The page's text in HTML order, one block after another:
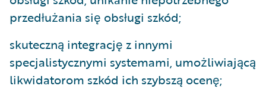
przedłużania się obsługi szkód;
skuteczną integrację z innymi
specjalistycznymi systemami, umożliwiającą
likwidatorom szkód ich szybszą ocenę;